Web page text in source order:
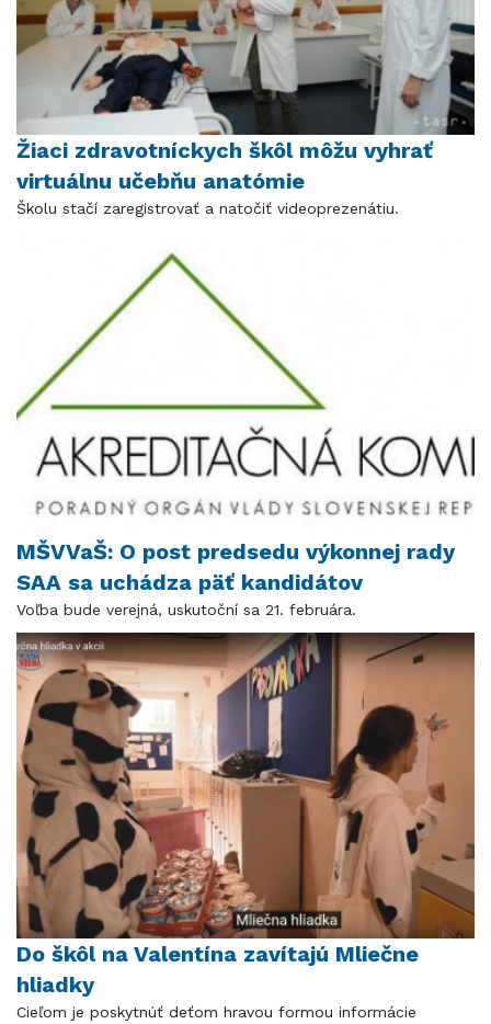
Žiaci zdravotníckych škôl môžu vyhrať
virtuálnu učebňu anatómie
Školu stačí zaregistrovať a natočiť videoprezenátiu.
MŠVVaŠ: O post predsedu výkonnej rady
SAA sa uchádza päť kandidátov
Voľba bude verejná, uskutoční sa 21. februára.
Do škôl na Valentína zavítajú Mliečne
hliadky
Cieľom je poskytnúť deťom hravou formou informácie